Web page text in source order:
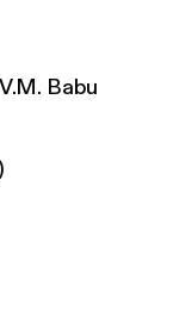
- Pastor V.M. Babu